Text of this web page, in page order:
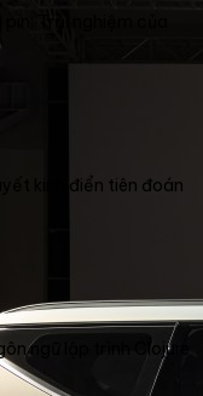
Trải nghiệm của
kinh điển tiên đoán
ngữ lập trình Clojure